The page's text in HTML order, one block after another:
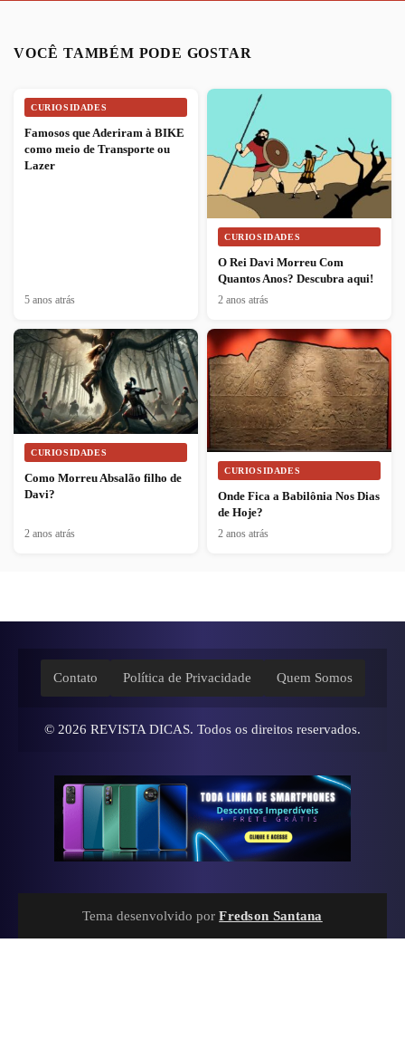
VOCÊ TAMBÉM PODE GOSTAR
CURIOSIDADES
Famosos que Aderiram à BIKE
como meio de Transporte ou
Lazer
5 anos atrás
CURIOSIDADES
O Rei Davi Morreu Com
Quantos Anos? Descubra aqui!
2 anos atrás
CURIOSIDADES
Como Morreu Absalão filho de
Davi?
2 anos atrás
CURIOSIDADES
Onde Fica a Babilônia Nos Dias
de Hoje?
2 anos atrás
Contato Política de Privacidade Quem Somos
© 2026 REVISTA DICAS. Todos os direitos reservados.
Tema desenvolvido por Fredson Santana